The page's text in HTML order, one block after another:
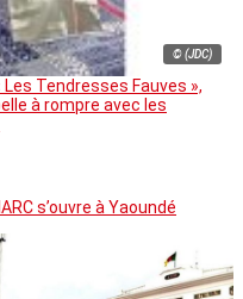
© (JDC)
Les Tendresses Fauves »,
à rompre avec les
s’ouvre à Yaoundé